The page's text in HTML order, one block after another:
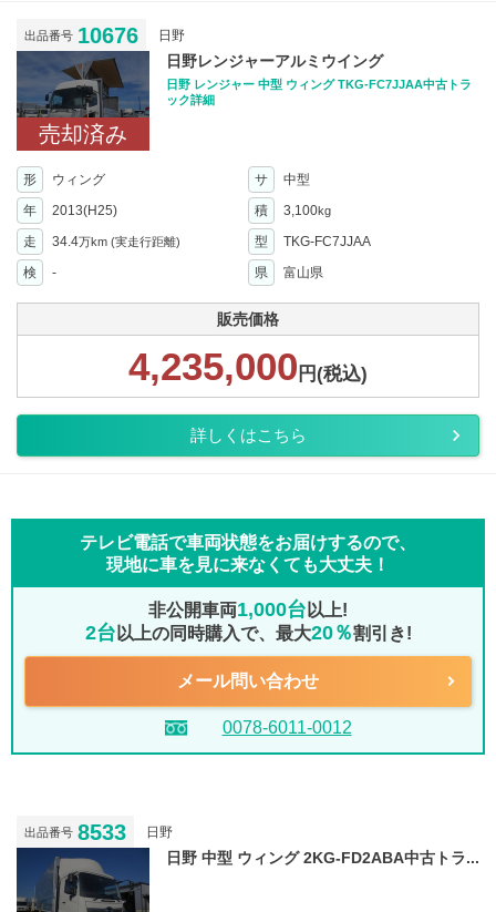
出品番号 10676 日野
売却済み
日野レンジャーアルミウイング
日野 レンジャー 中型 ウィング TKG-FC7JJAA中古トラ
ック詳細
形 ウィング サ
中型
年
2013(H25) 積 3,100kg
走 34.4万km (実走行距離) 型
TKG-FC7JJAA
検
- 県 富山県
販売価格
4,235,000 円(税込)
詳しくはこちら
テレビ電話で車両状態をお届けするので、
現地に車を見に来なくても大丈夫！
非公開車両1,000台 以上!
2台 以上の同時購入で、最大20％割引き!
メール問い合わせ
0078-6011-0012
出品番号 8533 日野
日野 中型 ウィング 2KG-FD2ABA中古トラ...